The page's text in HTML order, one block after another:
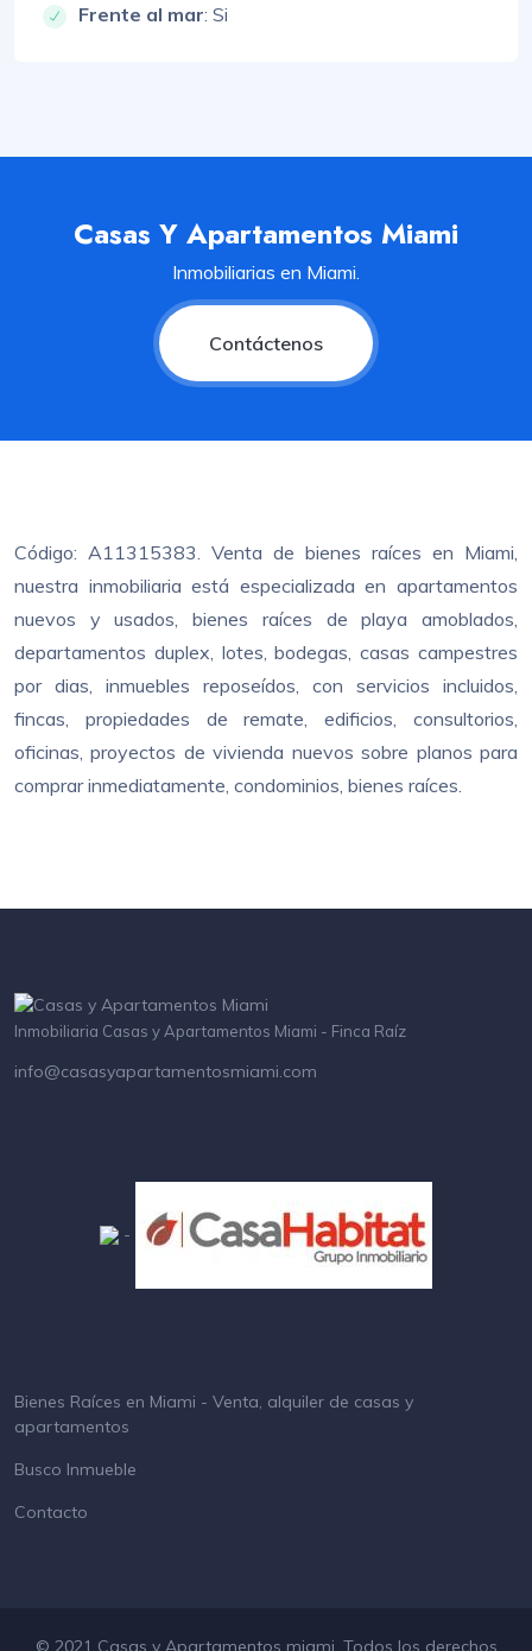
Frente al mar: Si
Casas Y Apartamentos Miami
Inmobiliarias en Miami.
Contáctenos
Código: A11315383. Venta de bienes raíces en Miami,
nuestra inmobiliaria está especializada en apartamentos
nuevos y usados, bienes raíces de playa amoblados,
departamentos duplex, lotes, bodegas, casas campestres
por dias, inmuebles reposeídos, con servicios incluidos,
fincas, propiedades de remate, edificios, consultorios,
oficinas, proyectos de vivienda nuevos sobre planos para
comprar inmediatamente, condominios, bienes raíces.
Inmobiliaria Casas y Apartamentos Miami - Finca Raíz
info@casasyapartamentosmiami.com
-
Bienes Raíces en Miami - Venta, alquiler de casas y
apartamentos
Busco Inmueble
Contacto
© 2021 Casas y Apartamentos miami. Todos los derechos